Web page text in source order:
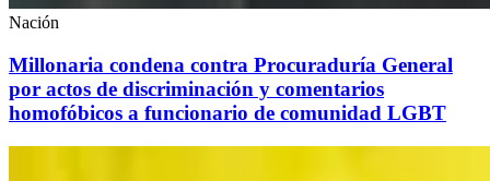
Nación
Millonaria condena contra Procuraduría General
por actos de discriminación y comentarios
homofóbicos a funcionario de comunidad LGBT